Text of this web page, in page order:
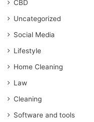
CBD
Uncategorized
Social Media
Lifestyle
Home Cleaning
Law
Cleaning
Software and tools